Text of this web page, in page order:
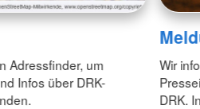
Adressfinder, um
Infos über DRK-
Wir
DRK.